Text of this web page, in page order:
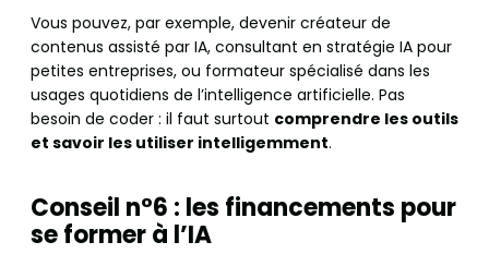
Vous pouvez, par exemple, devenir créateur de
contenus assisté par IA, consultant en stratégie IA pour
petites entreprises, ou formateur spécialisé dans les
usages quotidiens de l’intelligence artificielle. Pas
besoin de coder : il faut surtout comprendre les outils
et savoir les utiliser intelligemment.
Conseil n°6 : les financements pour
se former à l’IA